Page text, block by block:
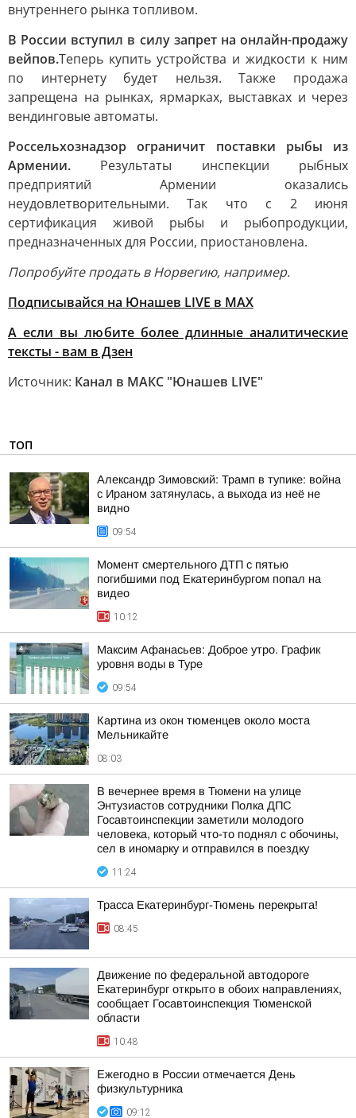
внутреннего рынка топливом.
В России вступил в силу запрет на онлайн-продажу
вейпов.Теперь купить устройства и жидкости к ним
по интернету будет нельзя. Также продажа
запрещена на рынках, ярмарках, выставках и через
вендинговые автоматы.
Россельхознадзор ограничит поставки рыбы из
Армении. Результаты инспекции рыбных
предприятий Армении оказались
неудовлетворительными. Так что с 2 июня
сертификация живой рыбы и рыбопродукции,
предназначенных для России, приостановлена.
Попробуйте продать в Норвегию, например.
Подписывайся на Юнашев LIVE в МАХ
А если вы любите более длинные аналитические
тексты - вам в Дзен
Источник: Канал в МАКС "Юнашев LIVE"
ТОП
Александр Зимовский: Трамп в тупике: война
с Ираном затянулась, а выхода из неё не
видно
09:54
Момент смертельного ДТП с пятью
погибшими под Екатеринбургом попал на
видео
10:12
Максим Афанасьев: Доброе утро. График
уровня воды в Туре
09:54
Картина из окон тюменцев около моста
Мельникайте
08:03
В вечернее время в Тюмени на улице
Энтузиастов сотрудники Полка ДПС
Госавтоинспекции заметили молодого
человека, который что-то поднял с обочины,
сел в иномарку и отправился в поездку
11:24
Трасса Екатеринбург-Тюмень перекрыта!
08:45
Движение по федеральной автодороге
Екатеринбург открыто в обоих направлениях,
сообщает Госавтоинспекция Тюменской
области
10:48
Ежегодно в России отмечается День
физкультурника
09:12